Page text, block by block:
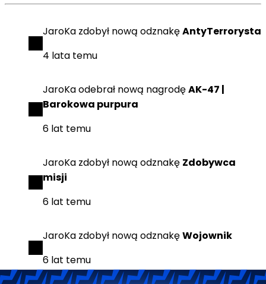
JaroKa zdobył nową odznakęAntyTerrorysta
4 lata temu
JaroKaodebrał nową nagrodęAK-47 |
Barokowa purpura
6 lat temu
JaroKa zdobył nową odznakę Zdobywca
misji
6 lat temu
JaroKa zdobył nową odznakęWojownik
6 lat temu